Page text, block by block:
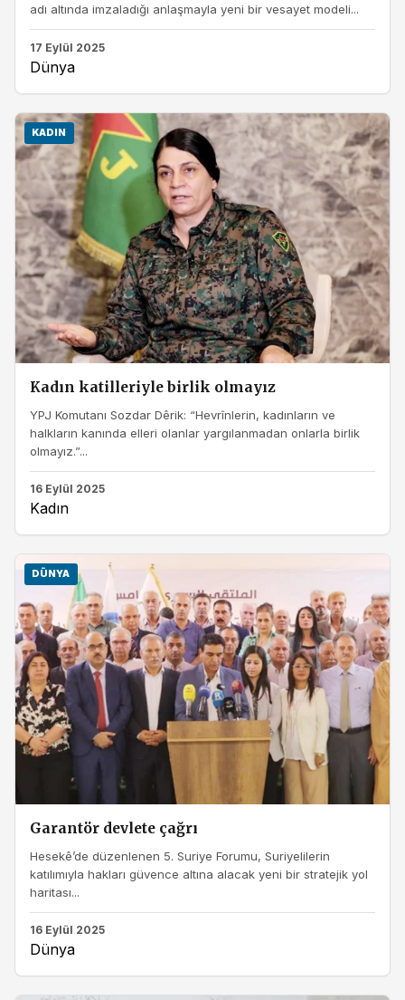
adı altında imzaladığı anlaşmayla yeni bir vesayet modeli...
17 Eylül 2025
Dünya
KADIN
Kadın katilleriyle birlik olmayız
YPJ Komutanı Sozdar Dêrik: “Hevrînlerin, kadınların ve
halkların kanında elleri olanlar yargılanmadan onlarla birlik
olmayız.”...
16 Eylül 2025
Kadın
DÜNYA
Garantör devlete çağrı
Hesekê’de düzenlenen 5. Suriye Forumu, Suriyelilerin
katılımıyla hakları güvence altına alacak yeni bir stratejik yol
haritası...
16 Eylül 2025
Dünya